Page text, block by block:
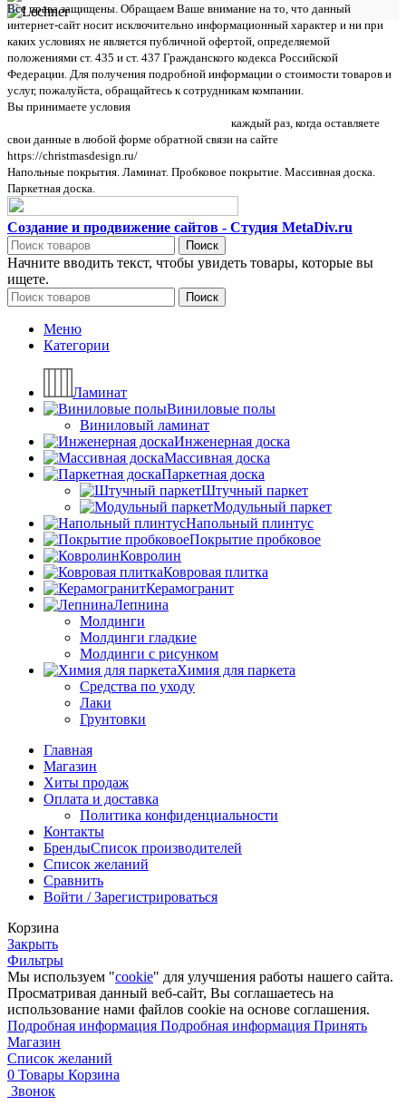
Все права защищены. Обращаем Ваше внимание на то, что данный
интернет-сайт носит исключительно информационный характер и ни при
каких условиях не является публичной офертой, определяемой
положениями ст. 435 и ст. 437 Гражданского кодекса Российской
Федерации. Для получения подробной информации о стоимости товаров и
услуг, пожалуйста, обращайтесь к сотрудникам компании.
Вы принимаете условия
каждый раз, когда оставляете
свои данные в любой форме обратной связи на сайте
https://christmasdesign.ru/
Напольные покрытия. Ламинат. Пробковое покрытие. Массивная доска.
Паркетная доска.
Создание и продвижение сайтов - Студия MetaDiv.ru
Поиск
Начните вводить текст, чтобы увидеть товары, которые вы
ищете.
Поиск
Меню
Категории
Ламинат
Виниловые полы
Виниловый ламинат
Инженерная доска
Массивная доска
Паркетная доска
Штучный паркет
Модульный паркет
Напольный плинтус
Покрытие пробковое
Ковролин
Ковровая плитка
Керамогранит
Лепнина
Молдинги
Молдинги гладкие
Молдинги с рисунком
Химия для паркета
Средства по уходу
Лаки
Грунтовки
Главная
Магазин
Хиты продаж
Оплата и доставка
Политика конфиденциальности
Контакты
БрендыСписок производителей
Список желаний
Сравнить
Войти / Зарегистрироваться
Корзина
Закрыть
Фильтры
Мы используем "cookie" для улучшения работы нашего сайта.
Просматривая данный веб-сайт, Вы соглашаетесь на
использование нами файлов cookie на основе соглашения.
Подробная информация Подробная информация Принять
Магазин
Список желаний
0 Товары Корзина
Звонок